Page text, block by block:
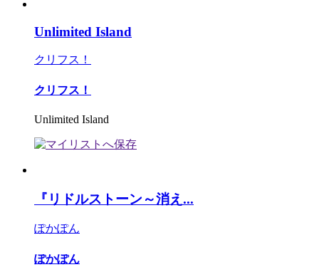
Unlimited Island
クリフス！
クリフス！
Unlimited Island
『リドルストーン～消え...
ぽかぽん
ぽかぽん